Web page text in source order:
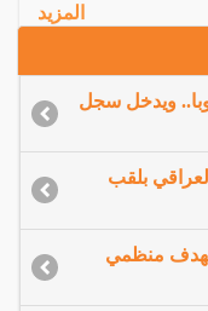
المزيد
ويدخل سجل
بلقب
منظمي